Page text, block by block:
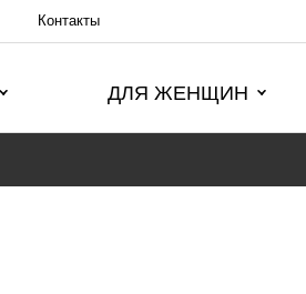
Контакты
ДЛЯ ЖЕНЩИН